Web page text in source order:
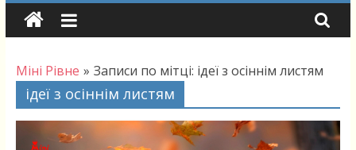
Skip
Міні Рівне » Записи по мітці: ідеї з осіннім листям
ідеї з осіннім листям